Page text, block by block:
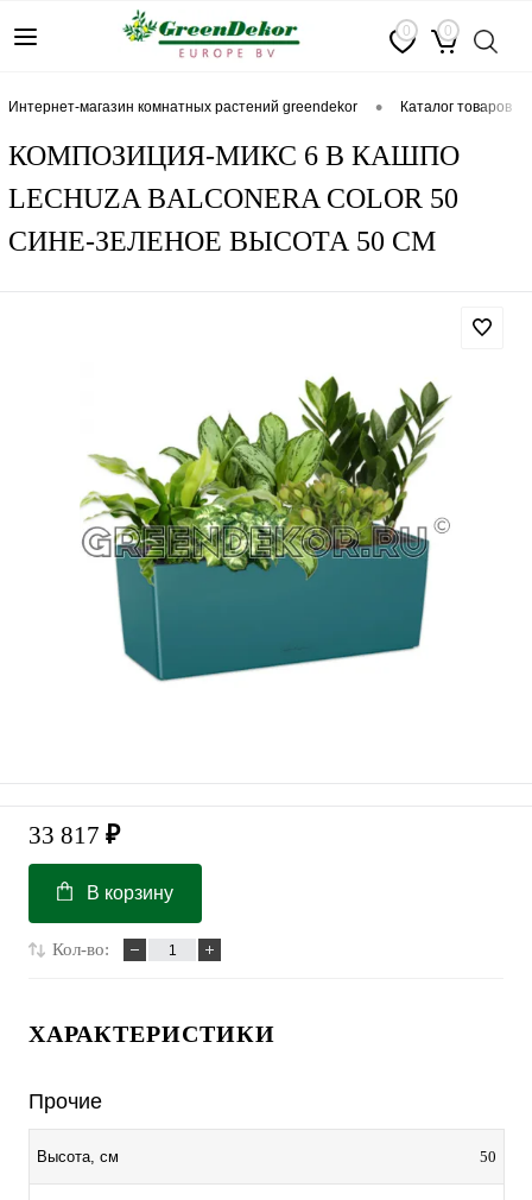
0 0
интернет-магазин комнатных растений greendekor • каталог товаров
КОМПОЗИЦИЯ-МИКС 6 В КАШПО
LECHUZA BALCONERA COLOR 50
СИНЕ-ЗЕЛЕНОЕ ВЫСОТА 50 СМ
33 817 ₽
В корзину
Кол-во:
ХАРАКТЕРИСТИКИ
Прочие
Высота, см 50